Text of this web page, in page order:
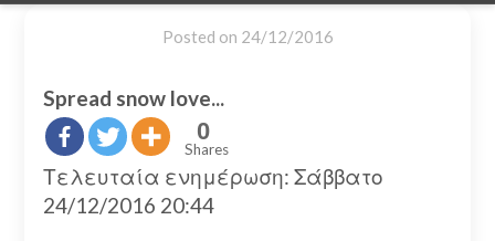
Posted on 24/12/2016
Spread snow love...
0
Shares
Τελευταία ενημέρωση: Σάββατο
24/12/2016 20:44